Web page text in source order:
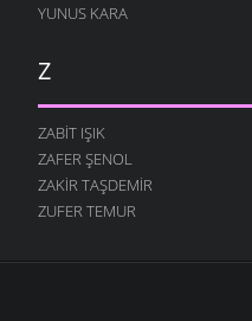
YUNUS KARA
Z
ZABIT IŞIK
ZAFER ŞENOL
ZAKIR TAŞDEMIR
ZUFER TEMUR